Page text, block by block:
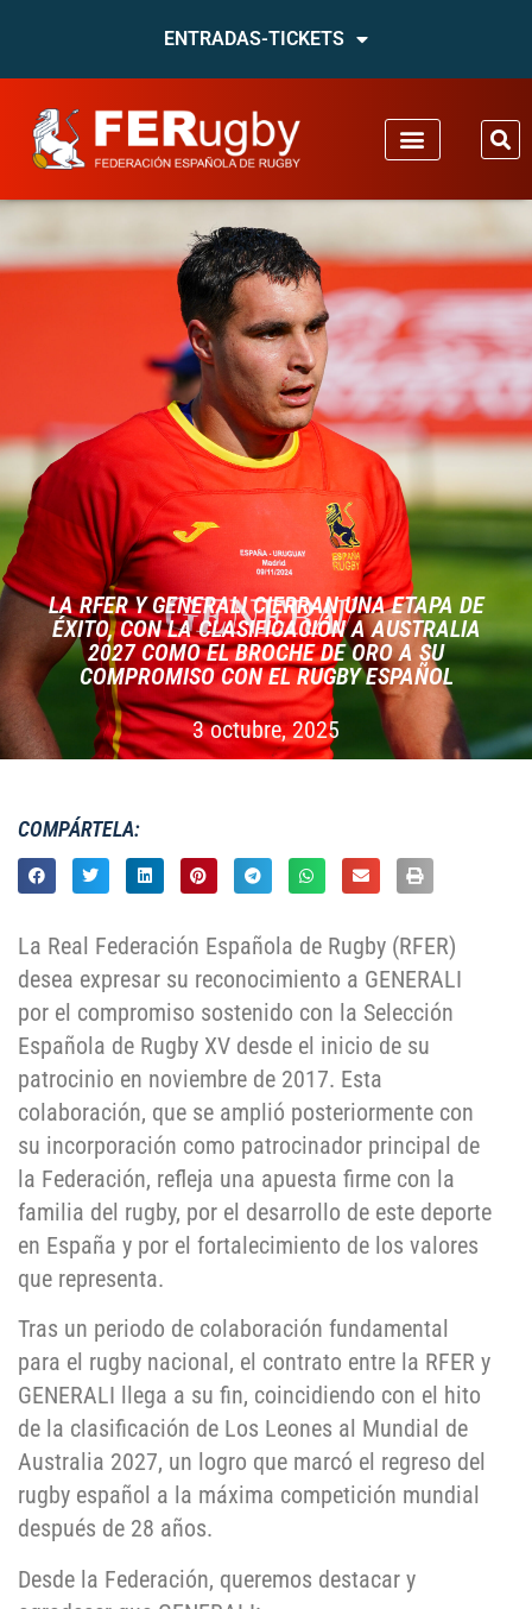
ENTRADAS-TICKETS
LA RFER Y GENERALI CIERRAN UNA ETAPA DE
ÉXITO, CON LA CLASIFICACIÓN A AUSTRALIA
2027 COMO EL BROCHE DE ORO A SU
COMPROMISO CON EL RUGBY ESPAÑOL
3 octubre, 2025
COMPÁRTELA:
La Real Federación Española de Rugby (RFER)
desea expresar su reconocimiento a GENERALI
por el compromiso sostenido con la Selección
Española de Rugby XV desde el inicio de su
patrocinio en noviembre de 2017. Esta
colaboración, que se amplió posteriormente con
su incorporación como patrocinador principal de
la Federación, refleja una apuesta firme con la
familia del rugby, por el desarrollo de este deporte
en España y por el fortalecimiento de los valores
que representa.
Tras un periodo de colaboración fundamental
para el rugby nacional, el contrato entre la RFER y
GENERALI llega a su fin, coincidiendo con el hito
de la clasificación de Los Leones al Mundial de
Australia 2027, un logro que marcó el regreso del
rugby español a la máxima competición mundial
después de 28 años.
Desde la Federación, queremos destacar y